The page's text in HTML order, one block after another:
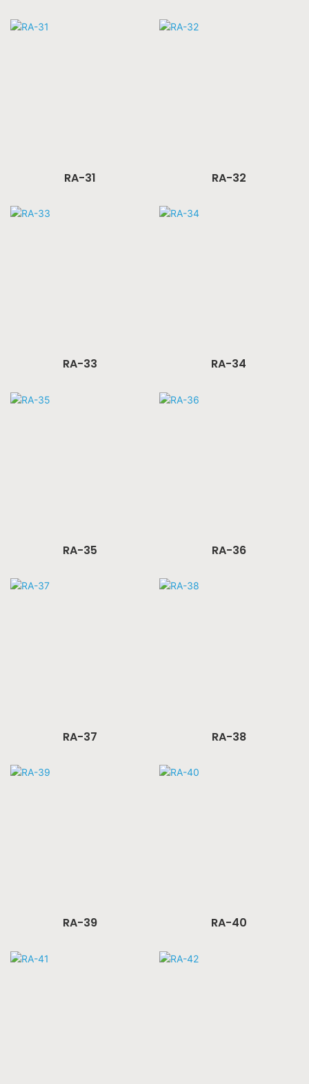
RA-31 RA-32
RA-33 RA-34
RA-35 RA-36
RA-37 RA-38
RA-39 RA-40